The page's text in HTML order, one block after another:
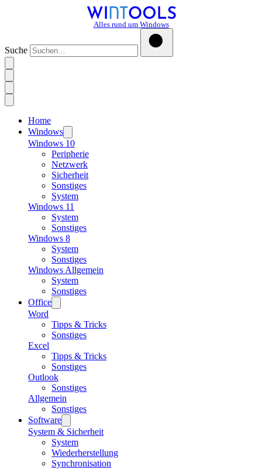
Alles rund um Windows
Suche
Home
Windows
Windows 10
Peripherie
Netzwerk
Sicherheit
Sonstiges
System
Windows 11
System
Sonstiges
Windows 8
System
Sonstiges
Windows Allgemein
System
Sonstiges
Office
Word
Tipps & Tricks
Sonstiges
Excel
Tipps & Tricks
Sonstiges
Outlook
Sonstiges
Allgemein
Sonstiges
Software
System & Sicherheit
System
Wiederherstellung
Synchronisation